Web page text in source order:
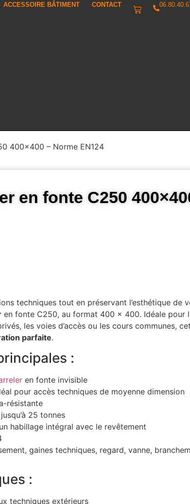
ACCESSOIRE BÂTIMENT CONTACT
400×400 – Norme EN124
en fonte C250
techniques tout en préservant l’esthétique de
en fonte C250, au format 400 x 400. Idéale pour
les voies d’accès ou les cours communes,
parfaite.
:
en fonte invisible
pour accès techniques de moyenne dimension
résistante
25 tonnes
habillage intégral avec le revêtement
gaines techniques, regard, vanne,
:
techniques extérieurs